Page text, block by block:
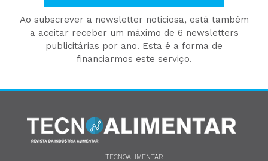
Ao subscrever a newsletter noticiosa, está também
a aceitar receber um máximo de 6 newsletters
publicitárias por ano. Esta é a forma de
financiarmos este serviço.
TECNOALIMENTAR